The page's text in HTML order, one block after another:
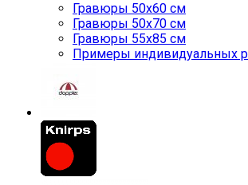
Гравюры 50x60 см
Гравюры 50x70 см
Гравюры 55x85 см
Примеры индивидуальных